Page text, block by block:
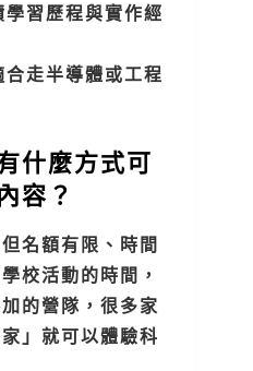
習歷程與實作經
走半導體或工程
什麼方式可
容？
名額有限、時間
校活動的時間，
的營隊，很多家
」就可以體驗科